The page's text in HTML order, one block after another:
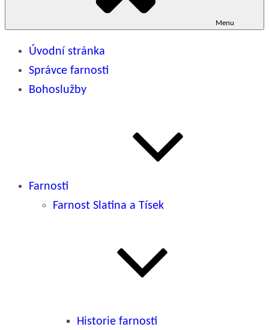
Menu
Úvodní stránka
Správce farnosti
Bohoslužby
Farnosti
Farnost Slatina a Tísek
Historie farnosti